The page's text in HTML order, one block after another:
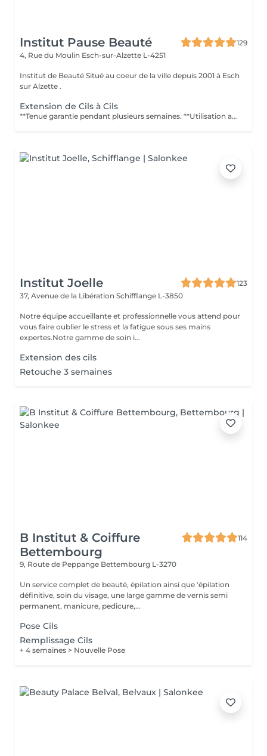
Institut Pause Beauté
129
4, Rue du Moulin Esch-sur-Alzette L-4251
Institut de Beauté Situé au coeur de la ville depuis 2001 à Esch
sur Alzette .
Extension de Cils à Cils
**Tenue garantie pendant plusieurs semaines. **Utilisation au quotidien ou pour des occasions spéciales **Résistantes à leau. **Nombreuses variétés et épaisseurs. **Soin Relaxant de 120 minutes pour la pose complète et 45 à 60 minutes pour les entretiens. Puis-je me maquiller avant ? Il est préférable pour ladhérence de la colle sur le cil naturel déviter dêtre maquillée avant la séance. Puis-je me maquiller après ? Il est déconseillé de se maquiller dans les 24 h. Le mascara nest plus nécessaire. Est-ce douloureux ? Non, la séance est relaxante. Dois-je éviter leau ? Durant 48 h suivant la séance, il faut éviter leau, mais lextension cil à cil permet de se baigner et dêtre en contact avec leau. Combien de temps dure lextension ? Autant de temps que vous le voulez, pour peu que vous fassiez les retouches. Cependant, le cycle de vie dun cil est de 60 à 90 jours environ, vous pouvez entretenir des retouches durant cette période. Y a-t-il un risque dallergie ? Dès linstant où il y a un rajout, vous pouvez être sensible ou allergique à un produit utilisé. Par conséquent, il est préférable de nous indiquer les éventuelles allergies que vous rencontrez. Contre-indications : Personnes souffrant de dermatite Chirurgie aux yeux depuis moins de 3 mois (laser, glaucome, cataracte) Conjonctivite Chimiothérapie (cils en cours de repousse) Alopécie
Institut Joelle
123
37, Avenue de la Libération Schifflange L-3850
Notre équipe accueillante et professionnelle vous attend pour
vous faire oublier le stress et la fatigue sous ses mains
expertes.Notre gamme de soin i...
Extension des cils
Retouche 3 semaines
B Institut & Coiffure
Bettembourg
114
9, Route de Peppange Bettembourg L-3270
Un service complet de beauté, épilation ainsi que 'épilation
définitive, soin du visage, une large gamme de vernis semi
permanent, manicure, pedicure,...
Pose Cils
Remplissage Cils
+ 4 semaines > Nouvelle Pose